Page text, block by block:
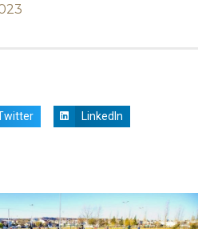
LinkedIn